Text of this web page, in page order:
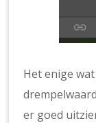
Het enige
er goed